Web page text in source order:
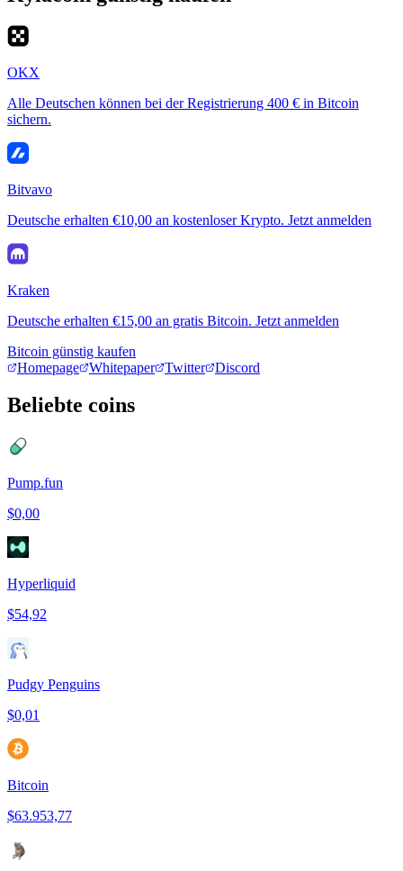
OKX
Alle Deutschen können bei der Registrierung 400 € in Bitcoin
sichern.
Bitvavo
Deutsche erhalten €10,00 an kostenloser Krypto. Jetzt anmelden
Kraken
Deutsche erhalten €15,00 an gratis Bitcoin. Jetzt anmelden
Bitcoin günstig kaufen
Homepage
Whitepaper Twitter Discord
Beliebte coins
Pump.fun
$0,00
Hyperliquid
$54,92
Pudgy Penguins
$0,01
Bitcoin
$63.953,77